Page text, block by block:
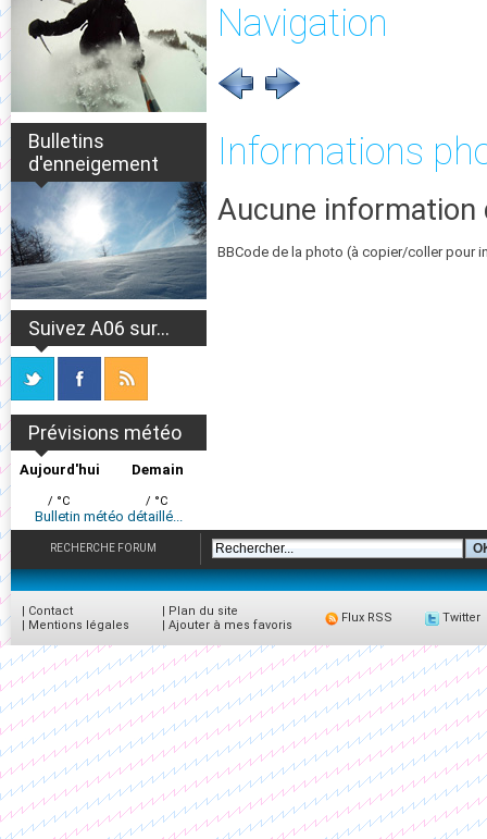
Bulletins
d'enneigement
Suivez A06 sur...
Prévisions météo
Aujourd'hui
/ °C
Demain
/ °C
Bulletin météo détaillé...
Navigation
Informations
Aucune information
BBCode de la photo (à copier/coller pour
RECHERCHE FORUM
| Contact
| Mentions légales
| Plan du site
| Ajouter à mes favoris
Flux RSS Twitter